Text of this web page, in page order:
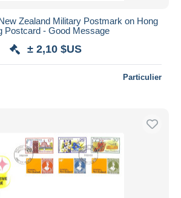
Zealand Military Postmark on Hong
Postcard - Good Message
± 2,10 $US
Particulier